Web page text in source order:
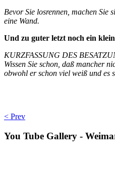
Bevor Sie losrennen, machen Sie
eine Wand.
Und zu guter letzt noch ein
KURZFASSUNG DES
Wissen Sie schon, daß mancher
obwohl er schon viel weiß und es
< Prev
You Tube Gallery -